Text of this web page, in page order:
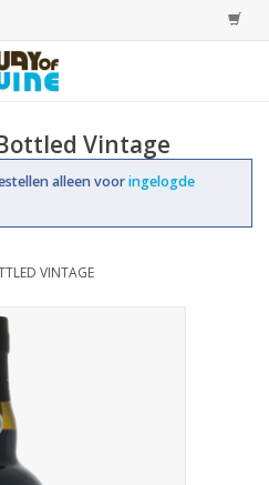
Vintage
alleen vooringelogde
VINTAGE